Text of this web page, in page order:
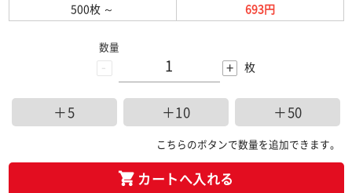
500枚 ～ 693円
-
数量
+ 枚
＋5 ＋10 ＋50
こちらのボタンで数量を追加できます。
カートへ入れる